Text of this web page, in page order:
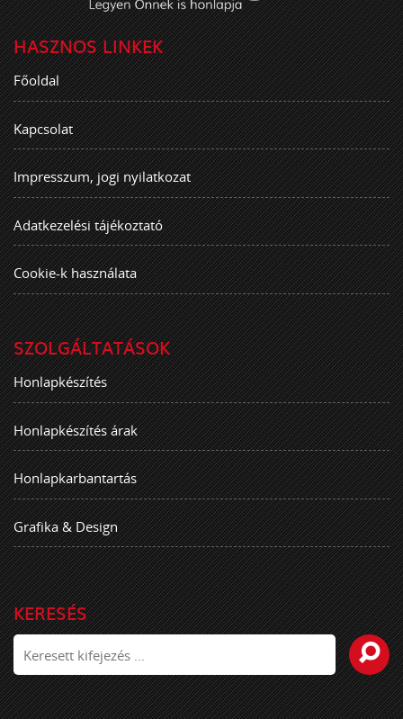
HASZNOS LINKEK
Főoldal
Kapcsolat
Impresszum, jogi nyilatkozat
Adatkezelési tájékoztató
Cookie-k használata
SZOLGÁLTATÁSOK
Honlapkészítés
Honlapkészítés árak
Honlapkarbantartás
Grafika & Design
KERESÉS